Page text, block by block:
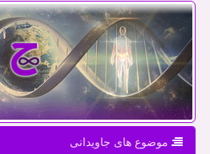
موضوع های جاویدانی